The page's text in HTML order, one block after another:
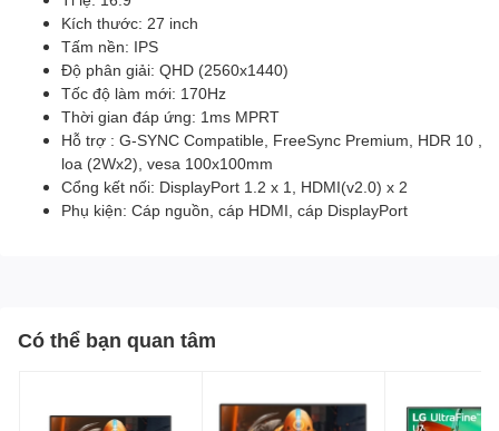
Kích thước: 27 inch
Tấm nền: IPS
Độ phân giải: QHD (2560x1440)
Tốc độ làm mới: 170Hz
Thời gian đáp ứng: 1ms MPRT
Hỗ trợ : G-SYNC Compatible, FreeSync Premium, HDR 10 ,
loa (2Wx2), vesa 100x100mm
Cổng kết nối: DisplayPort 1.2 x 1, HDMI(v2.0) x 2
Phụ kiện: Cáp nguồn, cáp HDMI, cáp DisplayPort
Có thể bạn quan tâm